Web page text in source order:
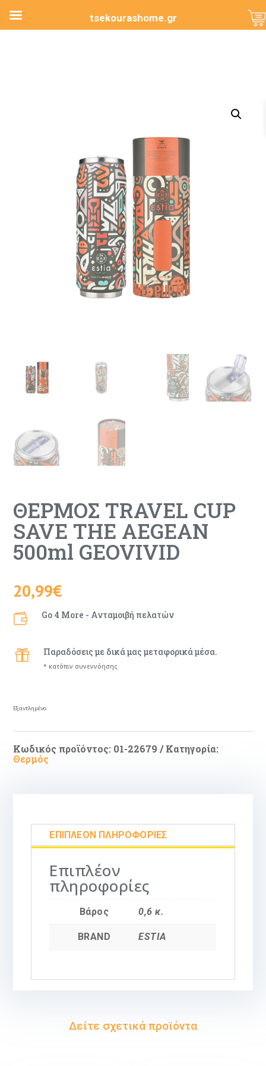
ΘΕΡΜΟΣ TRAVEL CUP
SAVE THE AEGEAN
500ml GEOVIVID
20,99€
 Go 4 More - Ανταμοιβή πελατών
 Παραδόσεις με δικά μας μεταφορικά μέσα.
* κατόπιν συνεννόησης
Εξαντλημένο
Κωδικός προϊόντος: 01-22679
Κατηγορία:
Θερμός
ΕΠΙΠΛΈΟΝ ΠΛΗΡΟΦΟΡΊΕΣ
Επιπλέον
πληροφορίες
Βάρος 0,6 κ.
BRAND ESTIA
Δείτε σχετικά προϊόντα
tsekourashome.gr